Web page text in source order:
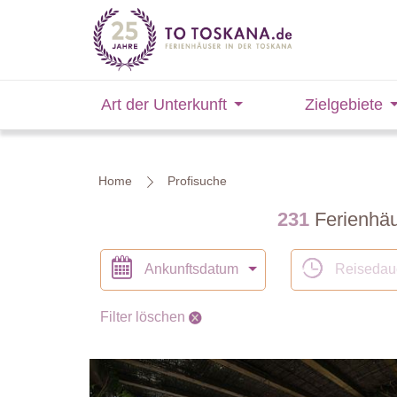
Art der Unterkunft Zielgebiete
Home Profisuche
231
Ankunftsdatum
Filter löschen